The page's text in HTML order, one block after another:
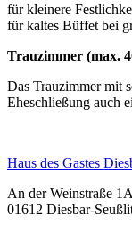
für kleinere
für kaltes Büffet bei
Trauzimmer (max.
Das Trauzimmer mit
Eheschließung auch
Haus des Gastes
An der Weinstraße 1A
01612 Diesbar-